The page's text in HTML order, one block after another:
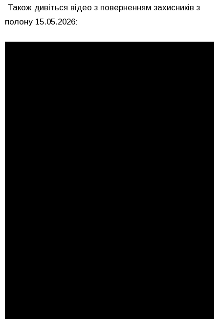
Також дивіться відео з поверненням захисників з
полону 15.05.2026: